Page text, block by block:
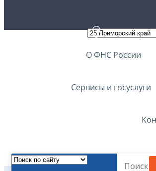
О ФНС России
Сервисы и госуслуги